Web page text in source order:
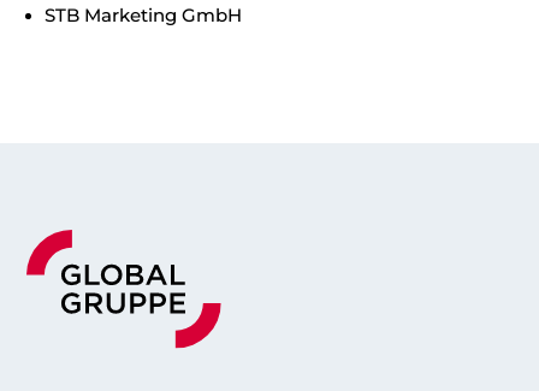
STB Marketing GmbH